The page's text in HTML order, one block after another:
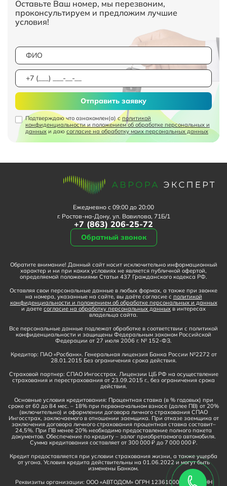
Оставьте Ваш номер, мы перезвоним,
проконсультируем и предложим лучшие
условия!
Подтверждаю что ознакомлен(а) сполитикой
конфиденциальности и положением об обработке персональных и
данных и даю согласие на обработку моих персональных данных
Отправить заявку
Ежедневно с 09:00 до 20:00
г. Ростов-на-Дону, ул. Вавилова, 71Б/1
+7 (863) 206-25-72
Обратный звонок
Обратите внимание! Данный сайт носит исключительно информационный
характер и ни при каких условиях не является публичной офертой,
определяемой положениями Статьи 437 Гражданского кодекса РФ.
Оставляя свои персональные данные в любых формах, а также при звонке
на номера, указанные на сайте, вы даёте согласие с политикой
конфиденциальности и положением об обработке персональных и данных
и даете согласие на обработку персональных данных в интересах
владельца сайта.
Все персональные данные подлежат обработке в соответствии с политикой
конфиденциальности и защищены Федеральным законом Российской
Федерации от 27 июля 2006 г. № 152-ФЗ.
Кредитор: ПАО «Росбанк». Генеральная лицензия Банка России №2272 от
28.01.2015 Без ограничения срока действия.
Страховой партнер: СПАО Ингосстрах. Лицензии ЦБ РФ на осуществление
страхования и перестрахования от 23.09.2015 г., без ограничения срока
действия.
Основные условия кредитования: Процентная ставка (в % годовых) при
сроке от 60 до 84 мес. – 18% при первоначальном взносе (далее ПВ) от 20%
(включительно) и оформлении договора личного страхования СПАО
Ингосстрах, заключаемого в отношении заемщика. При отказе заемщика от
заключения договора личного страхования процентная ставка составит–
24,5%. При ПВ менее 20% необходимо предоставление полного пакета
документов. Обеспечение по кредиту – залог приобретаемого автомобиля.
Сумма кредитования составляет от 300 000 ₽ до 7 000 000 ₽.
Кредит предоставляется при условии страхования жизни, а также ущерба
от угона. Условия кредита действительны на 01.06.2022 и могут быть
изменены Банком.
Реквизиты организации: ООО «АВТОДОМ» ОГРН 1236100016910, ИНН